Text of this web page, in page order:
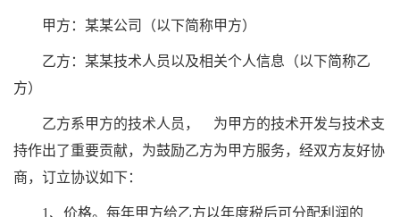
甲方：某某公司（以下简称甲方）
乙方：某某技术人员以及相关个人信息（以下简称乙
方）
乙方系甲方的技术人员， 为甲方的技术开发与技术支
持作出了重要贡献，为鼓励乙方为甲方服务，经双方友好协
商，订立协议如下：
1、价格。每年甲方给乙方以年度税后可分配利润的